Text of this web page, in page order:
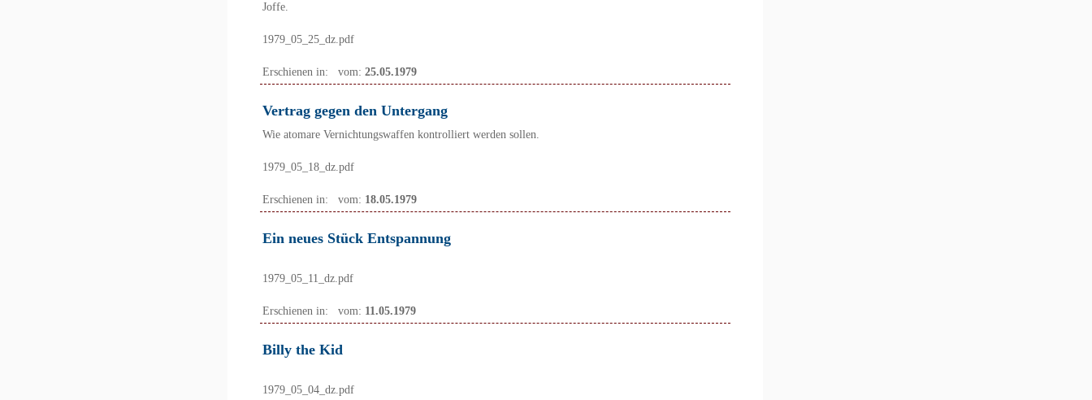
Joffe.
1979_05_25_dz.pdf
Erschienen in: vom:25.05.1979
Vertrag gegen den Untergang
Wie atomare Vernichtungswaffen kontrolliert werden sollen.
1979_05_18_dz.pdf
Erschienen in: vom: 18.05.1979
Ein neues Stück Entspannung
1979_05_11_dz.pdf
Erschienen in: vom: 11.05.1979
Billy the Kid
1979_05_04_dz.pdf